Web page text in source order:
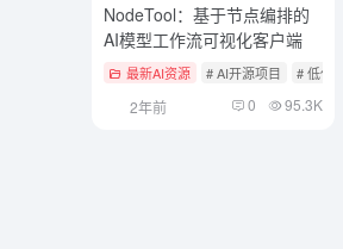
NodeTool：基于节点编排的
AI模型工作流可视化客户端
最新AI资源 # AI开源项目 # 低代
2年前 0 95.3K